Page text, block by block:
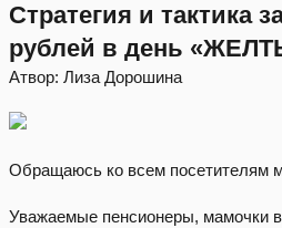
Стратегия и тактика
рублей в день
Атвор: Лиза Дорошина
Обращаюсь ко всем посетителям
Уважаемые пенсионеры, мамочки